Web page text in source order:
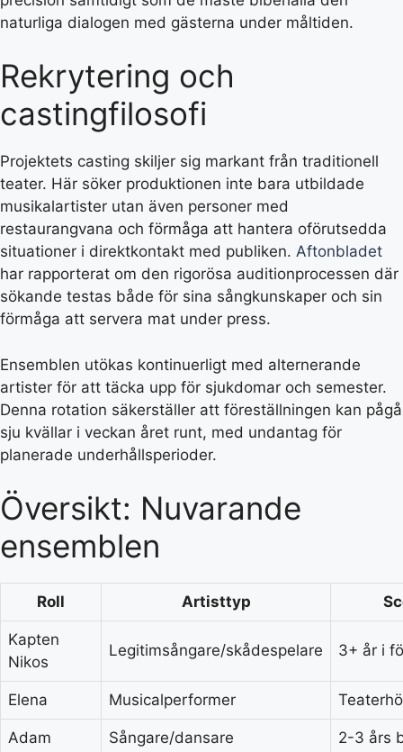
naturliga dialogen med gästerna under måltiden.
Rekrytering och
castingfilosofi
Projektets casting skiljer sig markant från traditionell
teater. Här söker produktionen inte bara utbildade
musikalartister utan även personer med
restaurangvana och förmåga att hantera oförutsedda
situationer i direktkontakt med publiken. Aftonbladet
har rapporterat om den rigorösa auditionprocessen där
sökande testas både för sina sångkunskaper och sin
förmåga att servera mat under press.
Ensemblen utökas kontinuerligt med alternerande
artister för att täcka upp för sjukdomar och semester.
Denna rotation säkerställer att föreställningen kan pågå
sju kvällar i veckan året runt, med undantag för
planerade underhållsperioder.
Översikt: Nuvarande
ensemblen
Roll Artisttyp
Kapten
Nikos
Legitimsångare/skådespelare 3+ år i
Elena Musicalperformer
Adam Sångare/dansare 2-3 års